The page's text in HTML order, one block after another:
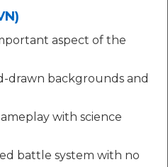
aspect of the
drawn backgrounds and
with science
battle system with no